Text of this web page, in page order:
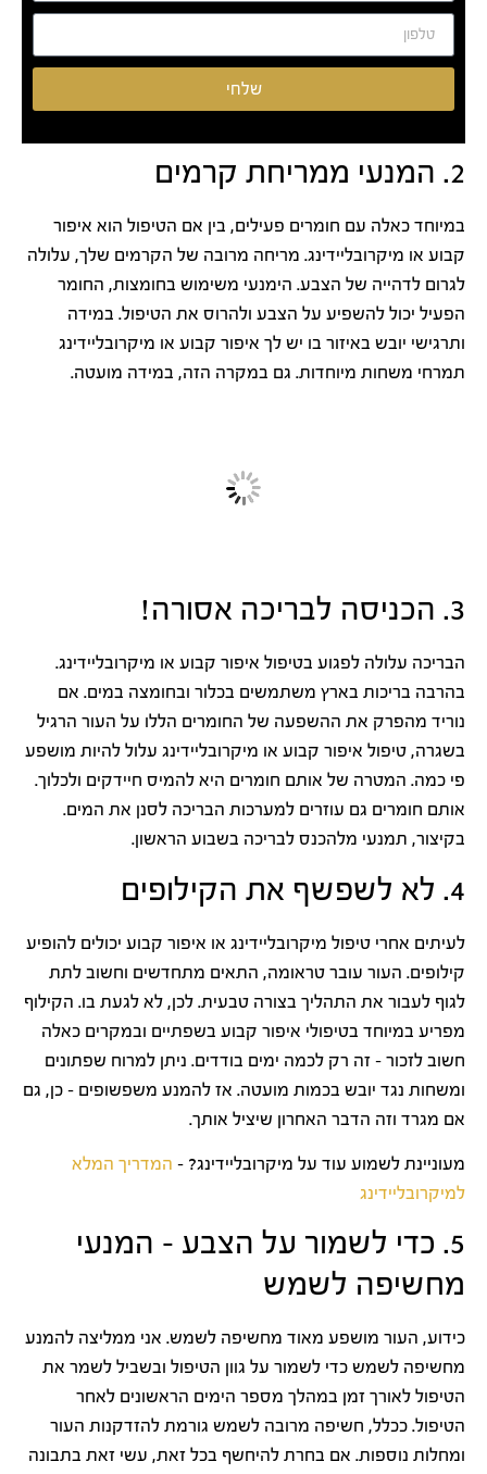
שלחי
2. המנעי ממריחת קרמים
במיוחד כאלה עם חומרים פעילים, בין אם הטיפול הוא איפור
קבוע או מיקרובליידינג. מריחה מרובה של הקרמים שלך, עלולה
לגרום לדהייה של הצבע. הימנעי משימוש בחומצות, החומר
הפעיל יכול להשפיע על הצבע ולהרוס את הטיפול. במידה
ותרגישי יובש באיזור בו יש לך איפור קבוע או מיקרובליידינג
תמרחי משחות מיוחדות. גם במקרה הזה, במידה מועטה.
3. הכניסה לבריכה אסורה!
הבריכה עלולה לפגוע בטיפול איפור קבוע או מיקרובליידינג.
בהרבה בריכות בארץ משתמשים בכלור ובחומצה במים. אם
נוריד מהפרק את ההשפעה של החומרים הללו על העור הרגיל
בשגרה, טיפול איפור קבוע או מיקרובליידינג עלול להיות מושפע
פי כמה. המטרה של אותם חומרים היא להמיס חיידקים ולכלוך.
אותם חומרים גם עוזרים למערכות הבריכה לסנן את המים.
בקיצור, תמנעי מלהכנס לבריכה בשבוע הראשון.
4. לא לשפשף את הקילופים
לעיתים אחרי טיפול מיקרובליידינג או איפור קבוע יכולים להופיע
קילופים. העור עובר טראומה, התאים מתחדשים וחשוב לתת
לגוף לעבור את התהליך בצורה טבעית. לכן, לא לגעת בו. הקילוף
מפריע במיוחד בטיפולי איפור קבוע בשפתיים ובמקרים כאלה
חשוב לזכור – זה רק לכמה ימים בודדים. ניתן למרוח שפתונים
ומשחות נגד יובש בכמות מועטה. אז להמנע משפשופים – כן, גם
אם מגרד וזה הדבר האחרון שיציל אותך.
מעוניינת לשמוע עוד על מיקרובליידינג? – המדריך המלא
למיקרובליידינג
5. כדי לשמור על הצבע – המנעי
מחשיפה לשמש
כידוע, העור מושפע מאוד מחשיפה לשמש. אני ממליצה להמנע
מחשיפה לשמש כדי לשמור על גוון הטיפול ובשביל לשמר את
הטיפול לאורך זמן במהלך מספר הימים הראשונים לאחר
הטיפול. ככלל, חשיפה מרובה לשמש גורמת להזדקנות העור
ומחלות נוספות. אם בחרת להיחשף בכל זאת, עשי זאת בתבונה